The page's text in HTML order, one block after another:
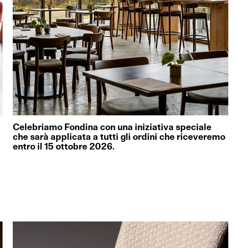
Celebriamo Fondina con una iniziativa speciale
che sarà applicata a tutti gli ordini che riceveremo
entro il 15 ottobre 2026.